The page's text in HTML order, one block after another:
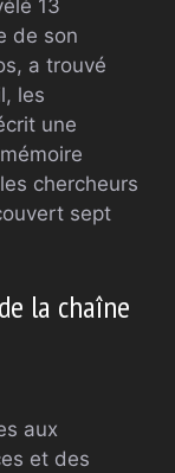
13
de son
a trouvé
les
une
chercheurs
sept
la chaîne
aux
et des